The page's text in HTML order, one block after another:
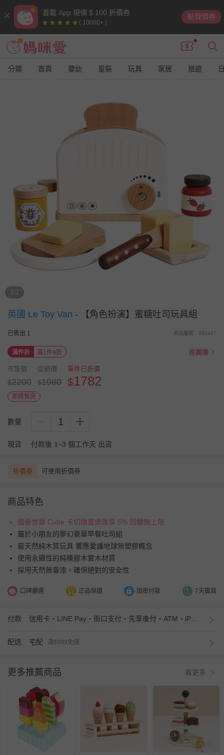
首載 App 現領 $ 100 折價券
( 10000+ )
點我領券
分類 首頁 嬰幼 童裝 玩具 家居 旅遊
1/2
英國 Le Toy Van - 【角色扮演】蜜糖吐司玩具組
已售出 1 商品編號：990467
滿件折 滿1件9折 進團購
市售價
$2200
促銷價
$1980
單件已折價
$1782
即將售完
數量 1
現貨 付款後 1~3 個工作天 出貨
折價券 可使用折價券
商品特色
國泰世華 Cube 卡切換童樂匯享 5% 回饋無上限
屬於小朋友的夢幻豪華早餐吐司組
最天然純木質玩具 響應愛護地球無塑膠概念
使用永續性的純橡膠木實木材質
採用天然無毒漆，確保絕對的安全性
口碑嚴選 正品保證 加密付款 7天鑑賞
付款 信用卡・LINE Pay・街口支付・先享後付・ATM・iPASS MONEY
配送 宅配 滿$999免運
更多推薦商品 看更多